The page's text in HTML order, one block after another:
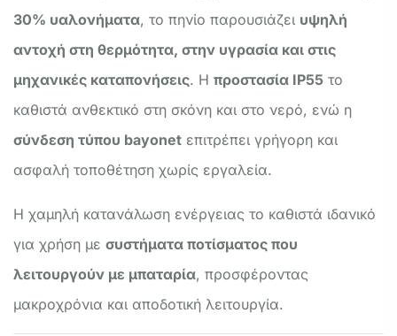
30% υαλονήματα, το πηνίο παρουσιάζει υψηλή
αντοχή στη θερμότητα, στην υγρασία και στις
μηχανικές καταπονήσεις. Η προστασία IP55 το
καθιστά ανθεκτικό στη σκόνη και στο νερό, ενώ η
σύνδεση τύπου bayonet επιτρέπει γρήγορη και
ασφαλή τοποθέτηση χωρίς εργαλεία.
Η χαμηλή κατανάλωση ενέργειας το καθιστά ιδανικό
για χρήση με συστήματα ποτίσματος που
λειτουργούν με μπαταρία, προσφέροντας
μακροχρόνια και αποδοτική λειτουργία.